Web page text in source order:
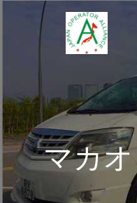
マカオ